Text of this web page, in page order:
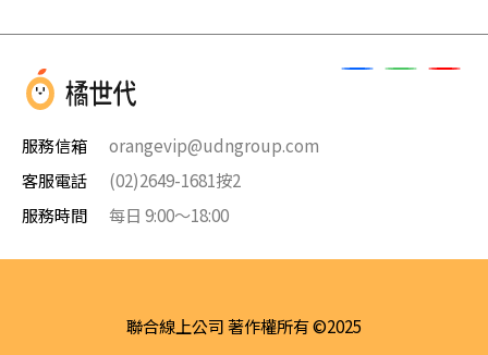
服務信箱
orangevip@udngroup.com
客服電話
(02)2649-1681按2
服務時間
每日 9:00～18:00
聯合線上公司 著作權所有 ©2025